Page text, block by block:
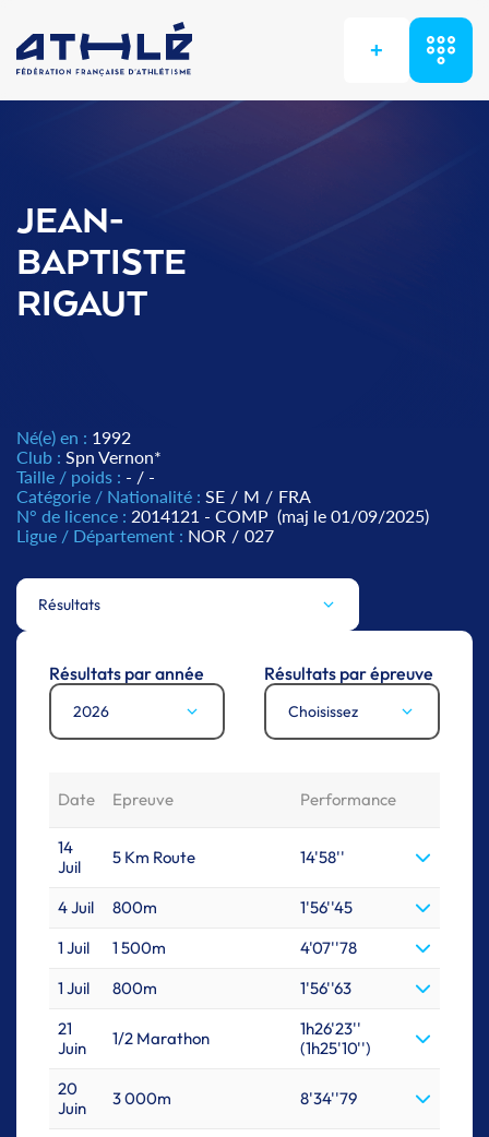
+
JEAN-
BAPTISTE
RIGAUT
Né(e) en : 1992
Club : Spn Vernon*
Taille / poids : - / -
Catégorie / Nationalité : SE / M / FRA
N° de licence : 2014121 - COMP (maj le 01/09/2025)
Ligue / Département : NOR / 027
Résultats
Résultats par année
2026
Résultats par épreuve
Choisissez
Date Epreuve Performance
14
Juil
5 Km Route 14'58''
4 Juil 800m
1'56''45
1 Juil
1 500m
4'07''78
1 Juil
800m
1'56''63
21
Juin
1/2 Marathon
1h26'23''
(1h25'10'')
20
Juin
3 000m 8'34''79